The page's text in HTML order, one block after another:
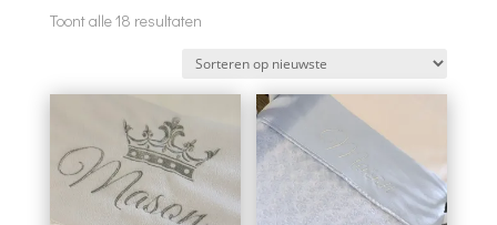
Toont alle 18 resultatenGesorteerd
nieuwste